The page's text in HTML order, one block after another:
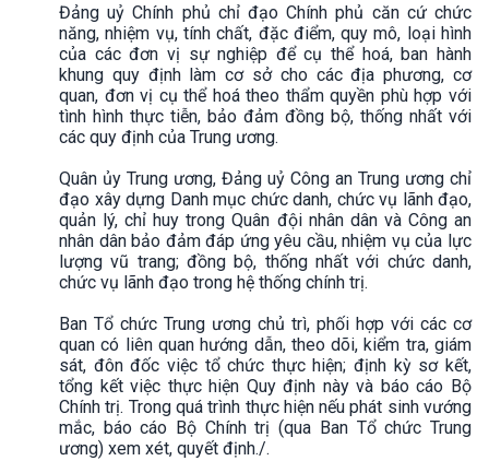
Đảng uỷ Chính phủ chỉ đạo Chính phủ căn cứ chức
năng, nhiệm vụ, tính chất, đặc điểm, quy mô, loại hình
của các đơn vị sự nghiệp để cụ thể hoá, ban hành
khung quy định làm cơ sở cho các địa phương, cơ
quan, đơn vị cụ thể hoá theo thẩm quyền phù hợp với
tình hình thực tiễn, bảo đảm đồng bộ, thống nhất với
các quy định của Trung ương.
Quân ủy Trung ương, Đảng uỷ Công an Trung ương chỉ
đạo xây dựng Danh mục chức danh, chức vụ lãnh đạo,
quản lý, chỉ huy trong Quân đội nhân dân và Công an
nhân dân bảo đảm đáp ứng yêu cầu, nhiệm vụ của lực
lượng vũ trang; đồng bộ, thống nhất với chức danh,
chức vụ lãnh đạo trong hệ thống chính trị.
Ban Tổ chức Trung ương chủ trì, phối hợp với các cơ
quan có liên quan hướng dẫn, theo dõi, kiểm tra, giám
sát, đôn đốc việc tổ chức thực hiện; định kỳ sơ kết,
tổng kết việc thực hiện Quy định này và báo cáo Bộ
Chính trị. Trong quá trình thực hiện nếu phát sinh vướng
mắc, báo cáo Bộ Chính trị (qua Ban Tổ chức Trung
ương) xem xét, quyết định./.